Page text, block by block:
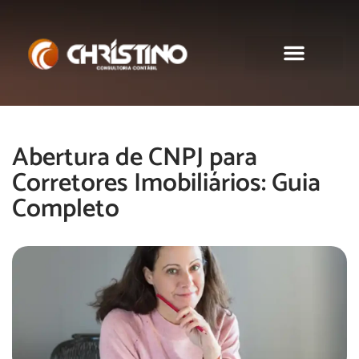
Abertura de CNPJ para
Corretores Imobiliários: Guia
Completo